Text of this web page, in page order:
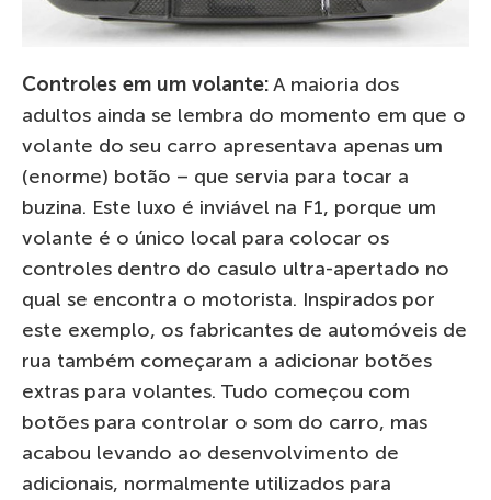
Controles em um volante:A maioria dos
adultos ainda se lembra do momento em que o
volante do seu carro apresentava apenas um
(enorme) botão – que servia para tocar a
buzina. Este luxo é inviável na F1, porque um
volante é o único local para colocar os
controles dentro do casulo ultra-apertado no
qual se encontra o motorista. Inspirados por
este exemplo, os fabricantes de automóveis de
rua também começaram a adicionar botões
extras para volantes. Tudo começou com
botões para controlar o som do carro, mas
acabou levando ao desenvolvimento de
adicionais, normalmente utilizados para